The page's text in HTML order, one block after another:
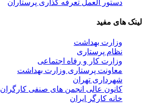
دستور العمل تعرفه گذاری پرستاران
لینک های مفید
وزارت بهداشت
نظام پرستاری
وزارت کار و رفاه اجتماعی
معاونت پرستاری وزارت بهداشت
شهرداری تهران
کانون عالی انجمن های صنفی کارگران
خانه کارگر ایران